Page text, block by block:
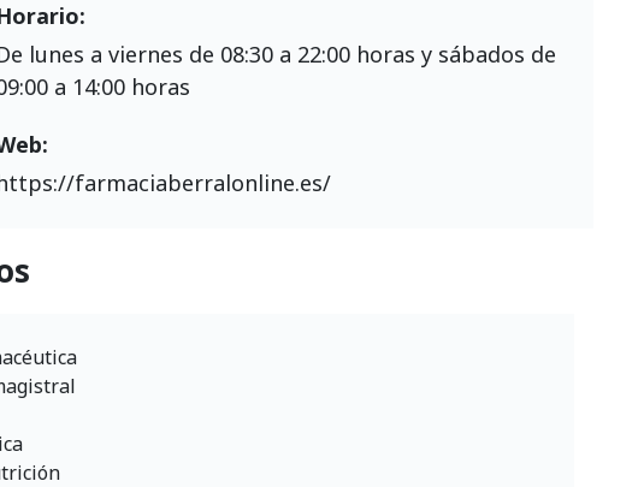
lunes a viernes de 08:30 a 22:00 horas y sábados de
a 14:00 horas
farmaciaberralonline.es/